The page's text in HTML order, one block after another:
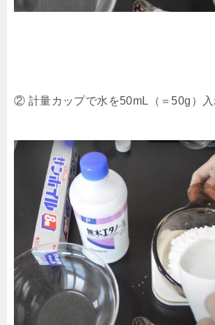
② 計量カップで水を50mL（＝50g）入